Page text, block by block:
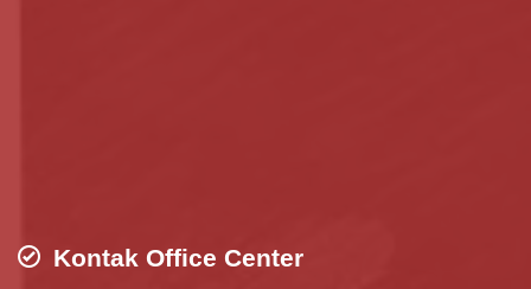
Kontak Office Center